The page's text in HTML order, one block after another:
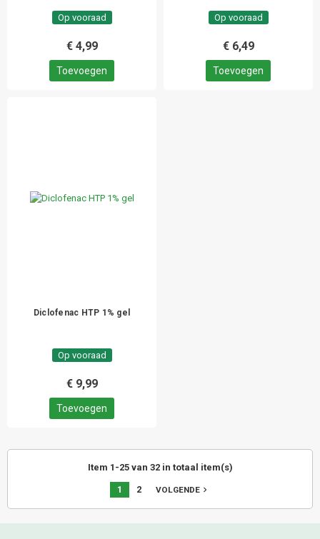
Op vooraad
€ 4,99
Toevoegen
Op vooraad
€ 6,49
Toevoegen
Diclofenac HTP 1% gel
Op vooraad
€ 9,99
Toevoegen
Item 1-25 van 32 in totaal item(s)
1 2 VOLGENDE navigate_next